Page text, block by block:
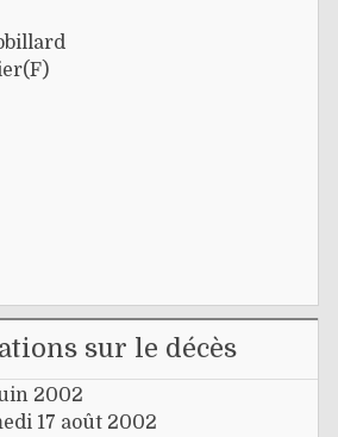
sur le décès
2002
17 août 2002